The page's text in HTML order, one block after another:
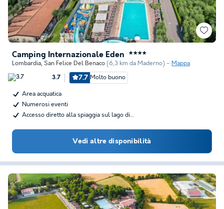
Camping Internazionale Eden ★★★★
Lombardia, San Felice Del Benaco (6,3 km da Maderno) Mappa
3.7 7.7 Molto buono
Area acquatica
Numerosi eventi
Accesso diretto alla spiaggia sul lago di…
Vedi altre disponibilità